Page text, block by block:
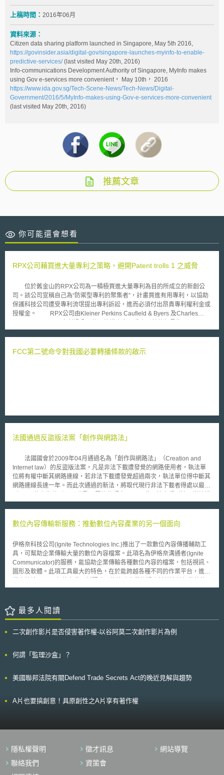
上稿時間： 2016年06月
資料來源：
Citizen data sharing platform launched in Singapore, May 5th 2016,
https://govinsider.asia/digital-gov/singapore-launches-myinfo-to-enable-
predictive-services/(last visited May 20th, 2016)
Info-communications Development Authority of Singapore, MyInfo makes
using Gov e-services more convenient， May 10th， 2016
https://www.ida.gov.sg/Tech-Scene-News/Tech-News/Digital-
Government/2016/5/MyInfo-makes-using-Gov-e-services-more-convenient
(last visited May 20th, 2016)
推薦文章
你可能還會想看
RPX公司藉買進大量專利之策略，避開Patent trolls 1 之威脅
位於舊金山的RPX公司為一積極買進大量專利為目的所成立的新創公
司。該公司宣稱自己為“防禦型專利的聚集者”，計畫買進有用專利，以協助
保護科技公司遭受專利流氓提出專利訴訟，進而必須付出昂貴專利權利金或
授權金。 RPX公司由Kleiner Perkins Caufield & Byers 及Charles
Amster及Geoffrey Barker，兩位先前皆為另一專門購買專利之企業
入的情況，每年收取固定3萬5千美元到 4百9拾萬美元的費用。會員將可依
取得損害賠償金之公司。 註2：The Wall Street Journal為提供財政、商業
FCC第二號命令對我國必要轉播條款的啟示
法國通過反盜版法案「創作與網路法」
法國國會於2009年04月通過名為「創作與網路法」（Creation and
Internet law）的反盜版法案，凡是非法下載遭發覺的網路使用者，執法單
位將有權中斷其網路連線，若非法下載遭發覺超過兩次，執法單位得中斷其
網路連線長達一年。而此次通過的新法，將取代現行非法下載者得處以最高
威音樂人士如Johnny Hallyday及Charles Aznavour等人的大力擁護，共有
片及音樂盜版行為，法國文化部長Christine Albanel亦表示其期待新法可以
評，部分反對者更直言新法不啻侵犯了公眾及個人的自由。法國消費者權益
保護組織「消費者聯合會」（UFC-Que Choisir）抨擊新法是「司法怪物」
（legal monstrosity），其表示網路使用者遭到中斷連線前，根本毫無機會
回應執法單位的指控。另一個代表多家高科技與電子商務業者的協會，亦向
政府請求在產業界提出替代解決方案前，暫緩實施該項法案。
數位內容傳輸新服務：推動數位內容產業的另一個面向
伊格奈科技公司(Ignite Technologies Inc.)推出了一款數位內容傳播輔助工
具，可幫助企業傳輸大量的數位內容檔案。此項名為伊格奈溝通者(Ignite
Communicator)的服務，能協助企業傳輸各種數位內容的檔案，包括視訊、
圖形及軟體。此項工具最大的特色，在於能跨越各種不同的作業平台，進行
用者，亦可聯結企業夥伴或客戶各種不同層級的網路系統。對於內容豐富而
與 B2C 的數位內容應用，都是一大推動助力。
最多人閱讀
二次創作影片是否侵害著作權-以谷阿莫二次創作影片為例
何謂「監理沙盒」？
美國聯邦法院有關Defend Trade Secrets Act的晚近見解與趨勢
A片也要搞創意！具原創性之A片享有著作權
隱私權聲明 徵才訊息
網站導覽
聯絡我們
資策會